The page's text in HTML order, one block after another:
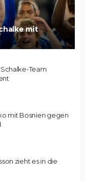
mit
Team
mit Bosnien gegen
zieht es in die